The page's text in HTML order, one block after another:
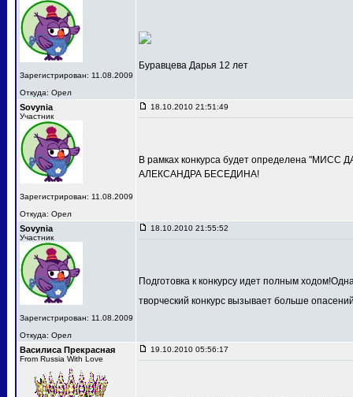
Зарегистрирован: 11.08.2009
Откуда: Орел
Буравцева Дарья 12 лет
Sovynia
Участник
Зарегистрирован: 11.08.2009
Откуда: Орел
18.10.2010 21:51:49
В рамках конкурса будет определена "МИСС
АЛЕКСАНДРА БЕСЕДИНА!
Sovynia
Участник
Зарегистрирован: 11.08.2009
Откуда: Орел
18.10.2010 21:55:52
Подготовка к конкурсу идет полным
творческий конкурс вызывает больше
Василиса Прекрасная
From Russia With Love
19.10.2010 05:56:17